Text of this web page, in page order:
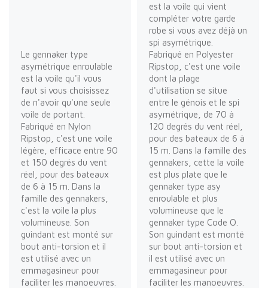
Le gennaker type
asymétrique enroulable
est la voile qu'il vous
faut si vous choisissez
de n'avoir qu'une seule
voile de portant.
Fabriqué en Nylon
Ripstop, c'est une voile
légère, efficace entre 90
et 150 degrés du vent
réel, pour des bateaux
de 6 à 15 m. Dans la
famille des gennakers,
c'est la voile la plus
volumineuse. Son
guindant est monté sur
bout anti-torsion et il
est utilisé avec un
emmagasineur pour
faciliter les manoeuvres.
est la voile qui vient
compléter votre garde
robe si vous avez déjà un
spi asymétrique.
Fabriqué en Polyester
Ripstop, c'est une voile
dont la plage
d'utilisation se situe
entre le génois et le spi
asymétrique, de 70 à
120 degrés du vent réel,
pour des bateaux de 6 à
15 m. Dans la famille des
gennakers, cette la voile
est plus plate que le
gennaker type asy
enroulable et plus
volumineuse que le
gennaker type Code O.
Son guindant est monté
sur bout anti-torsion et
il est utilisé avec un
emmagasineur pour
faciliter les manoeuvres.